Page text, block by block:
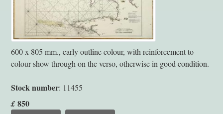
600 x 805 mm., early outline colour, with reinforcement to
colour show through on the verso, otherwise in good condition.
Stock number: 11455
£ 850